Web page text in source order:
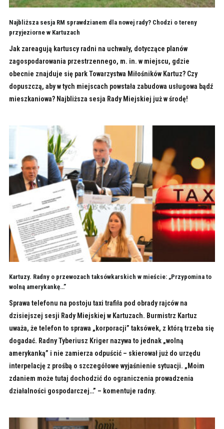
Najbliższa sesja RM sprawdzianem dla nowej rady? Chodzi o tereny
przyjeziorne w Kartuzach
Jak zareagują kartuscy radni na uchwały, dotyczące planów
zagospodarowania przestrzennego, m. in. w miejscu, gdzie
obecnie znajduje się park Towarzystwa Miłośników Kartuz? Czy
dopuszczą, aby w tych miejscach powstała zabudowa usługowa bądź
mieszkaniowa? Najbliższa sesja Rady Miejskiej już w środę!
Kartuzy. Radny o przewozach taksówkarskich w mieście: „Przypomina to
wolną amerykankę…”
Sprawa telefonu na postoju taxi trafiła pod obrady rajców na
dzisiejszej sesji Rady Miejskiej w Kartuzach. Burmistrz Kartuz
uważa, że telefon to sprawa „korporacji” taksówek, z którą trzeba się
dogadać. Radny Tyberiusz Kriger nazywa to jednak „wolną
amerykanką” i nie zamierza odpuścić – skierował już do urzędu
interpelację z prośbą o szczegółowe wyjaśnienie sytuacji. „Moim
zdaniem może tutaj dochodzić do ograniczenia prowadzenia
działalności gospodarczej…” – komentuje radny.